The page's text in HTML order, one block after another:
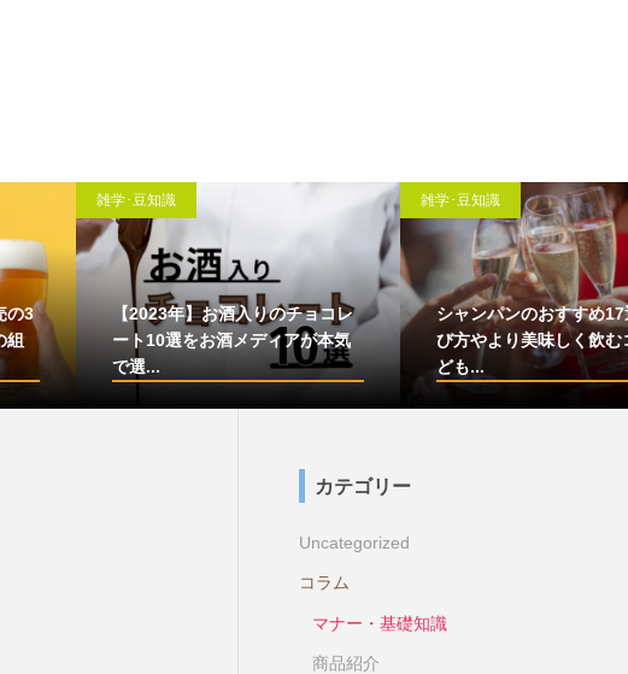
の3
組
雑学･豆知識
【2023年】お酒入りのチョコレ
ート10選をお酒メディアが本気
で選...
雑学･豆知識
シャンパンのおすすめ
び方やより美味しく飲む
ども...
カテゴリー
Uncategorized
コラム
マナー・基礎知識
商品紹介